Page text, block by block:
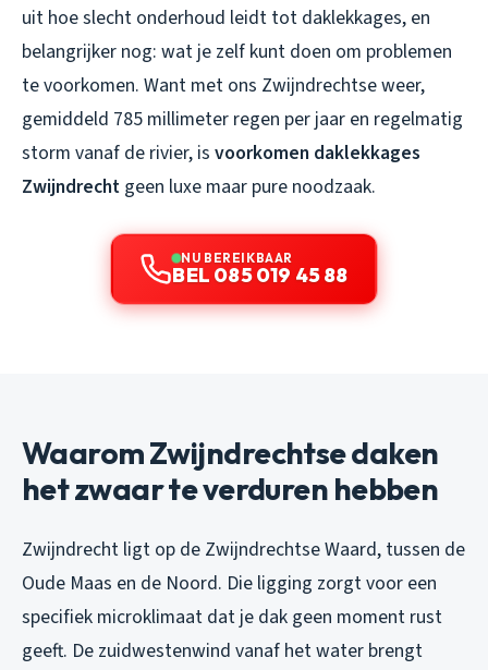
uit hoe slecht onderhoud leidt tot daklekkages, en
belangrijker nog: wat je zelf kunt doen om problemen
te voorkomen. Want met ons Zwijndrechtse weer,
gemiddeld 785 millimeter regen per jaar en regelmatig
storm vanaf de rivier, is voorkomen daklekkages
Zwijndrecht geen luxe maar pure noodzaak.
NU BEREIKBAAR
BEL 085 019 45 88
Waarom Zwijndrechtse daken
het zwaar te verduren hebben
Zwijndrecht ligt op de Zwijndrechtse Waard, tussen de
Oude Maas en de Noord. Die ligging zorgt voor een
specifiek microklimaat dat je dak geen moment rust
geeft. De zuidwestenwind vanaf het water brengt